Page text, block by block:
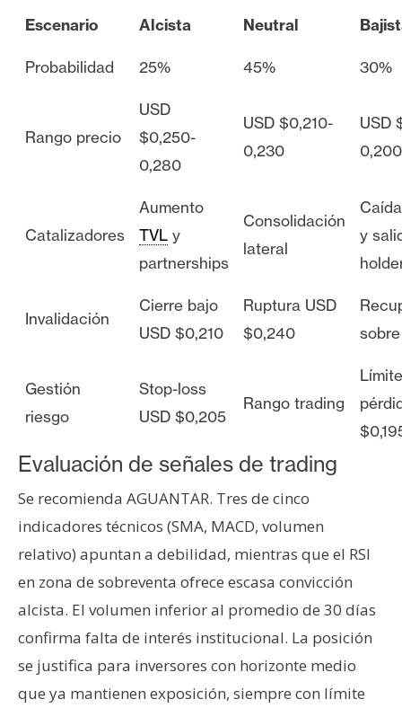
Escenario Alcista Neutral
Probabilidad 25% 45% 30%
Rango precio
USD
$0,250-
0,280
USD $0,210-
0,230
USD
0,200
Catalizadores
Aumento
TVL y
partnerships
Consolidación
lateral
y
Invalidación
Cierre bajo
USD $0,210
Ruptura USD
$0,240
Gestión
riesgo
Stop-loss
USD $0,205
Rango trading
Evaluación de señales de trading
Se recomienda AGUANTAR. Tres de cinco
indicadores técnicos (SMA, MACD, volumen
relativo) apuntan a debilidad, mientras que el RSI
en zona de sobreventa ofrece escasa convicción
alcista. El volumen inferior al promedio de 30 días
confirma falta de interés institucional. La posición
se justifica para inversores con horizonte medio
que ya mantienen exposición, siempre con límite